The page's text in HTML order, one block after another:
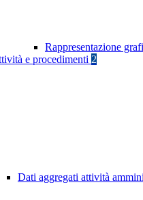
Rappresentazione
e procedimenti 2
Dati aggregati attività